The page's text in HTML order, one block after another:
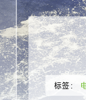
标签：